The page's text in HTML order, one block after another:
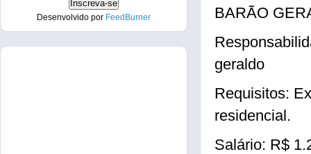
BARÃO
geraldo
Requisitos:
residencial.
Salário: R$
Desenvolvido por FeedBurner